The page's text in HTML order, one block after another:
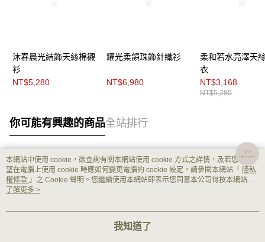
沐春晨光結飾天絲棉襯
衫
NT$5,280
耀光柔韻珠飾針織衫
NT$6,980
柔和若水亮澤天
衣
NT$3,168
NT$5,280
你可能有興趣的商品全站排行
熱門標籤
本網站中使用 cookie，欲查詢有關本網站使用 cookie 方式之詳情，及若您不希
望在電腦上使用 cookie 時應如何變更電腦的 cookie 設定，請參閱本網站「 隱私
權條款 」之 Cookie 聲明。您繼續使用本網站即表示您同意本公司得按本網站使
用條款之 Cookie 聲明使用 cookie。
了解更多 >
我知道了